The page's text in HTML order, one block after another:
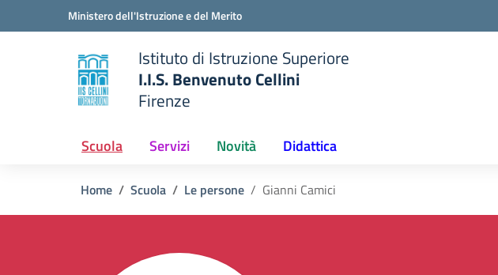
Vai ai contenuti
Vai al menu di navigazioneMinistero dell'Istruzione e del Merito
scuola
Istituto di Istruzione Superiore
I.I.S. Benvenuto Cellini
Firenze
Scuola Servizi Novità Didattica
Home Scuola Le persone Gianni Camici